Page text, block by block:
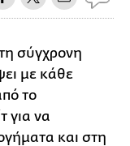
σύγχρονη
με κάθε
το
για να
και στη